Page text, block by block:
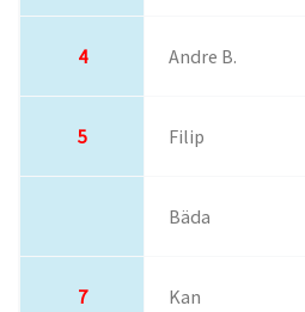
4 Andre B.
5 Filip
Bäda
7 Kan